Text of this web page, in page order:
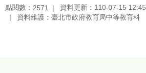
點閱數： 2571 資料更新：110-07-15 12:45
資料維護：臺北市政府教育局中等教育科